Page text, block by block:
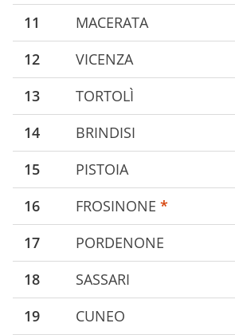
11
MACERATA
12
VICENZA
13
TORTOLÌ
14
BRINDISI
15
PISTOIA
16
FROSINONE *
17
PORDENONE
18
SASSARI
19
CUNEO